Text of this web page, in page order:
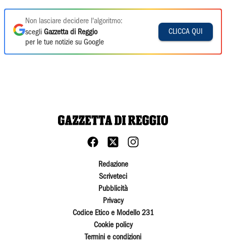
Non lasciare decidere l'algoritmo:
scegli Gazzetta di Reggio
per le tue notizie su Google
CLICCA QUI
Redazione
Scriveteci
Pubblicità
Privacy
Codice Etico e Modello 231
Cookie policy
Termini e condizioni